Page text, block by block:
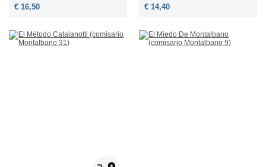
€ 16,50 € 14,40